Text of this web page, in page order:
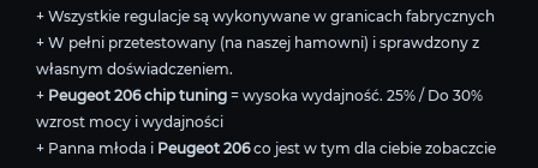
+ Wszystkie regulacje są wykonywane w granicach fabrycznych
+ W pełni przetestowany (na naszej hamowni) i sprawdzony z
własnym doświadczeniem.
+ Peugeot 206 chip tuning = wysoka wydajność. 25% / Do 30%
wzrost mocy i wydajności
+ Panna młoda i Peugeot 206co jest w tym dla ciebie zobaczcie